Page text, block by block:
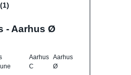
(1)
- Aarhus Ø
Aarhus
C
Aarhus
Ø